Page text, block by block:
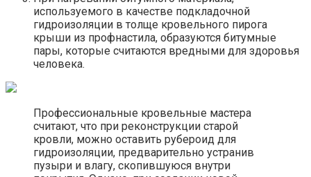
используемого в качестве подкладочной
гидроизоляции в толще кровельного пирога
крыши из профнастила, образуются битумные
пары, которые считаются вредными для здоровья
человека.
Профессиональные кровельные мастера
считают, что при реконструкции старой
кровли, можно оставить рубероид для
гидроизоляции, предварительно устранив
пузыри и влагу, скопившуюся внутри